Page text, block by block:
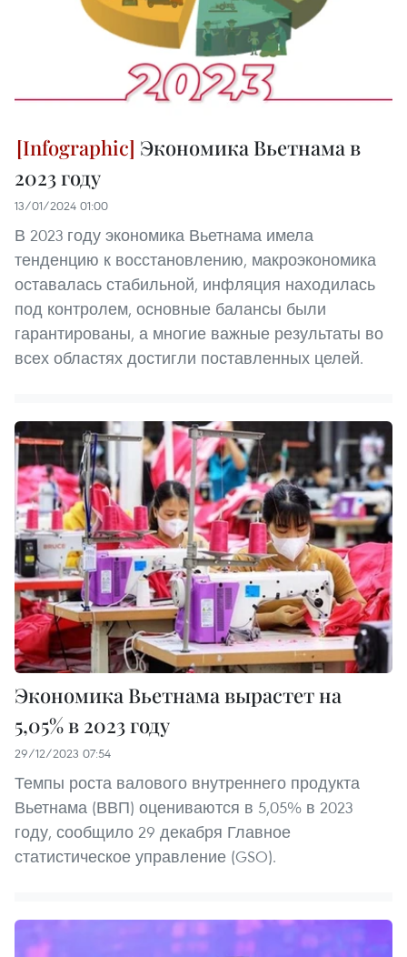
Экономика Вьетнама в
2023 году
13/01/2024 01:00
В 2023 году экономика Вьетнама имела
тенденцию к восстановлению, макроэкономика
оставалась стабильной, инфляция находилась
под контролем, основные балансы были
гарантированы, а многие важные результаты во
всех областях достигли поставленных целей.
Экономика Вьетнама вырастет на
5,05% в 2023 году
29/12/2023 07:54
Темпы роста валового внутреннего продукта
Вьетнама (ВВП) оцениваются в 5,05% в 2023
году, сообщило 29 декабря Главное
статистическое управление (GSO).